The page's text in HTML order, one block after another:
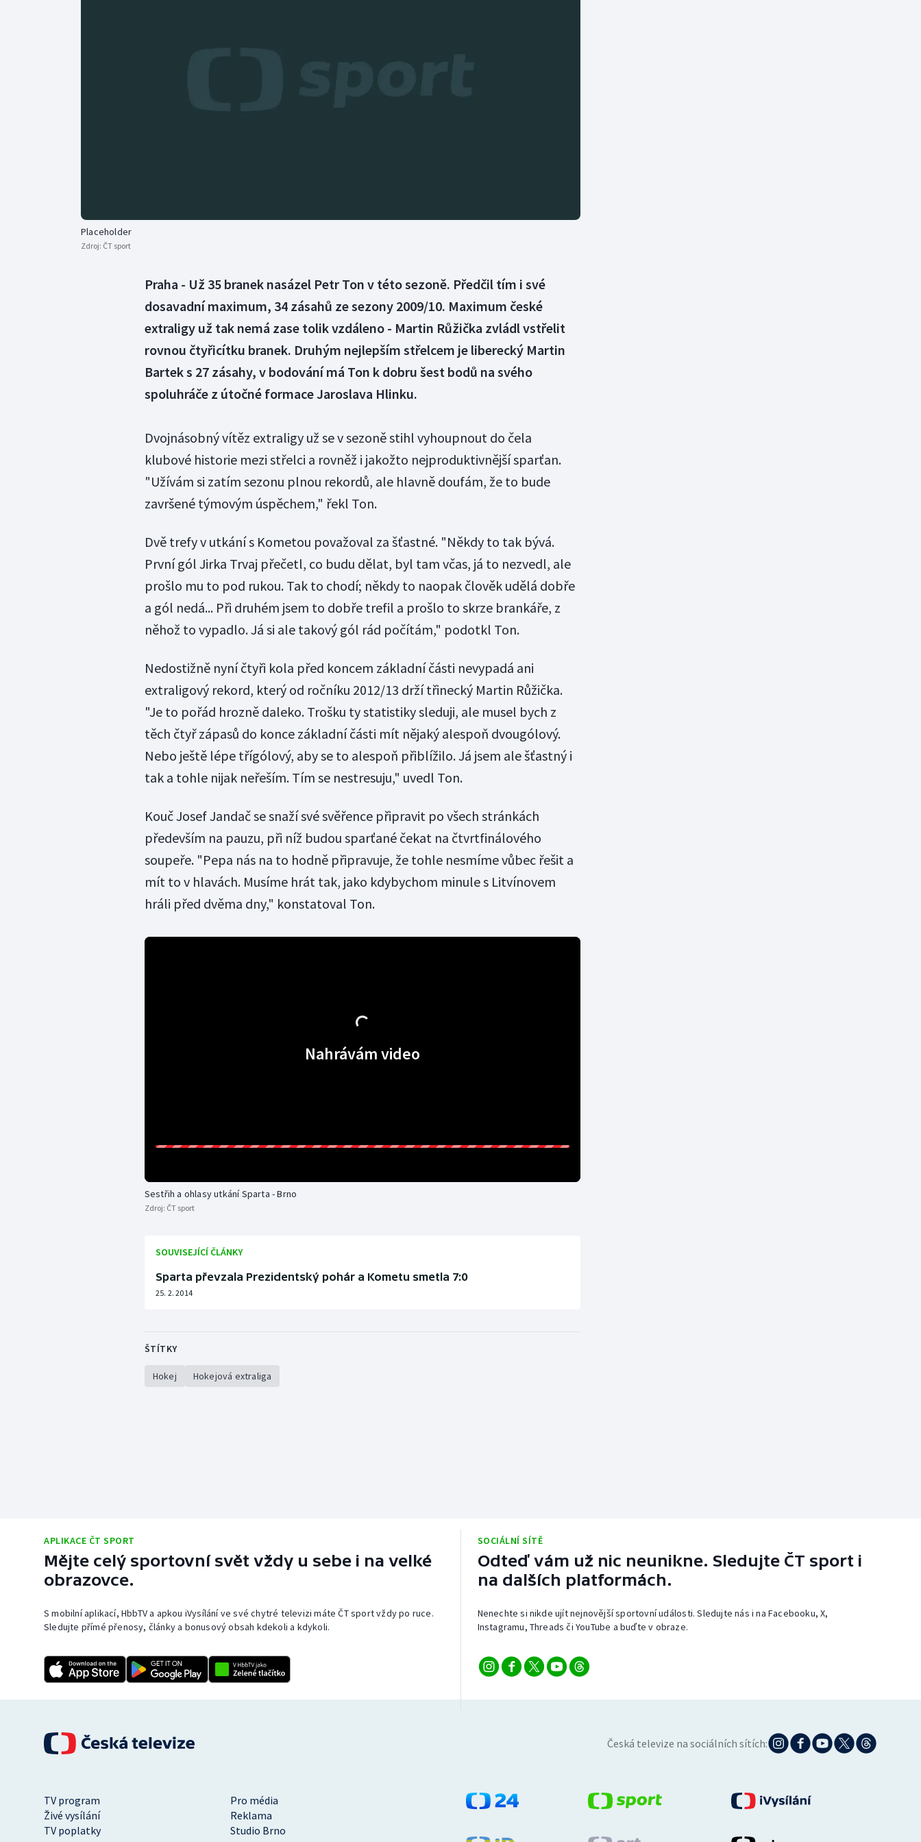
Placeholder
Zdroj: ČT sport
Praha - Už 35 branek nasázel Petr Ton v této sezoně. Předčil tím i své
dosavadní maximum, 34 zásahů ze sezony 2009/10. Maximum české
extraligy už tak nemá zase tolik vzdáleno - Martin Růžička zvládl vstřelit
rovnou čtyřicítku branek. Druhým nejlepším střelcem je liberecký Martin
Bartek s 27 zásahy, v bodování má Ton k dobru šest bodů na svého
spoluhráče z útočné formace Jaroslava Hlinku.
Dvojnásobný vítěz extraligy už se v sezoně stihl vyhoupnout do čela
klubové historie mezi střelci a rovněž i jakožto nejproduktivnější sparťan.
"Užívám si zatím sezonu plnou rekordů, ale hlavně doufám, že to bude
završené týmovým úspěchem," řekl Ton.
Dvě trefy v utkání s Kometou považoval za šťastné. "Někdy to tak bývá.
První gól Jirka Trvaj přečetl, co budu dělat, byl tam včas, já to nezvedl, ale
prošlo mu to pod rukou. Tak to chodí; někdy to naopak člověk udělá dobře
a gól nedá... Při druhém jsem to dobře trefil a prošlo to skrze brankáře, z
něhož to vypadlo. Já si ale takový gól rád počítám," podotkl Ton.
Nedostižně nyní čtyři kola před koncem základní části nevypadá ani
extraligový rekord, který od ročníku 2012/13 drží třinecký Martin Růžička.
"Je to pořád hrozně daleko. Trošku ty statistiky sleduji, ale musel bych z
těch čtyř zápasů do konce základní části mít nějaký alespoň dvougólový.
Nebo ještě lépe třígólový, aby se to alespoň přiblížilo. Já jsem ale šťastný i
tak a tohle nijak neřeším. Tím se nestresuju," uvedl Ton.
Kouč Josef Jandač se snaží své svěřence připravit po všech stránkách
především na pauzu, při níž budou sparťané čekat na čtvrtfinálového
soupeře. "Pepa nás na to hodně připravuje, že tohle nesmíme vůbec řešit a
mít to v hlavách. Musíme hrát tak, jako kdybychom minule s Litvínovem
hráli před dvěma dny," konstatoval Ton.
Nahrávám video
Sestřih a ohlasy utkání Sparta - Brno
Zdroj: ČT sport
SOUVISEJÍCÍ ČLÁNKY
Sparta převzala Prezidentský pohár a Kometu smetla 7:0
25. 2. 2014
ŠTÍTKY
Hokej Hokejová extraliga
APLIKACE ČT SPORT
Mějte celý sportovní svět vždy u sebe i na velké
obrazovce.
S mobilní aplikací, HbbTV a apkou iVysílání ve své chytré televizi máte ČT sport vždy po ruce.
Sledujte přímé přenosy, články a bonusový obsah kdekoli a kdykoli.
SOCIÁLNÍ SÍTĚ
Odteď vám už nic neunikne. Sledujte ČT sport i
na dalších platformách.
Nenechte si nikde ujít nejnovější sportovní události. Sledujte nás i na Facebooku, X,
Instagramu, Threads či YouTube a buďte v obraze.
Česká televize na sociálních sítích:
TV program
Pro média
Živé vysílání
Reklama
TV poplatky
Studio Brno